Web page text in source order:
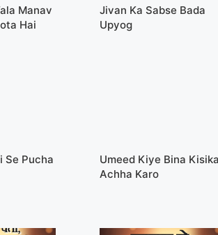
Manav
Hai
Jivan Ka Sabse Bada
Upyog
Se Pucha
Umeed Kiye Bina Kisika
Achha Karo